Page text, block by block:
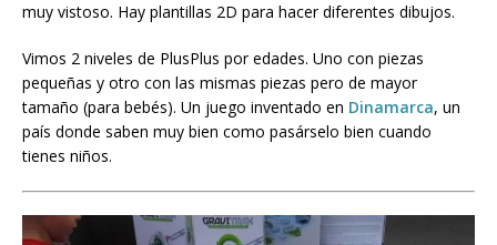
muy vistoso. Hay plantillas 2D para hacer diferentes dibujos.
Vimos 2 niveles de PlusPlus por edades. Uno con piezas
pequeñas y otro con las mismas piezas pero de mayor
tamaño (para bebés). Un juego inventado en Dinamarca, un
país donde saben muy bien como pasárselo bien cuando
tienes niños.